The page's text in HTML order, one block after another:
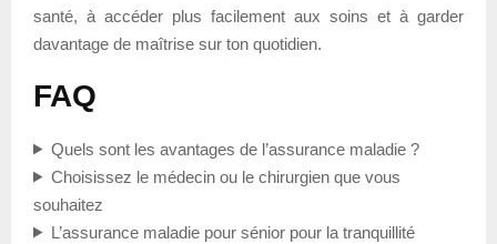
santé, à accéder plus facilement aux soins et à garder
davantage de maîtrise sur ton quotidien.
FAQ
Quels sont les avantages de l’assurance maladie ?
Choisissez le médecin ou le chirurgien que vous
souhaitez
L’assurance maladie pour sénior pour la tranquillité